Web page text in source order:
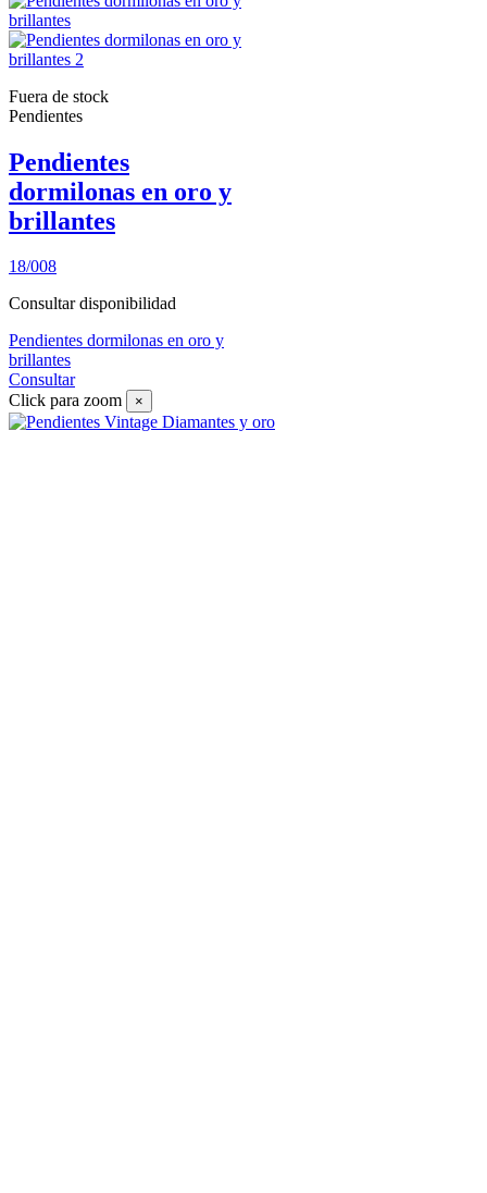
Fuera de stock
Pendientes
Pendientes
dormilonas en oro y
brillantes
18/008
Consultar disponibilidad
Pendientes dormilonas en oro y
brillantes
Consultar
Click para zoom
×